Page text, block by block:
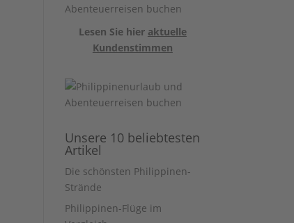
Lesen Sie hier aktuelle
Kundenstimmen
Unsere 10 beliebtesten
Artikel
Die schönsten Philippinen-
Strände
Philippinen-Flüge im